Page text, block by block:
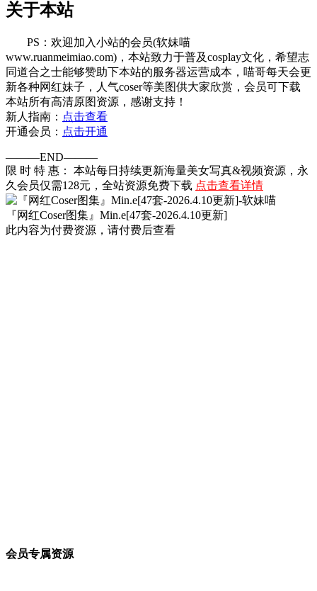
关于本站
PS：欢迎加入小站的会员(软妹喵
www.ruanmeimiao.com)，本站致力于普及cosplay文化，希望志
同道合之士能够赞助下本站的服务器运营成本，喵哥每天会更
新各种网红妹子，人气coser等美图供大家欣赏，会员可下载
本站所有高清原图资源，感谢支持！
新人指南： 点击查看
开通会员： 点击开通
———END———
限 时 特 惠： 本站每日持续更新海量美女写真&视频资源，永
久会员仅需128元，全站资源免费下载 点击查看详情
『网红Coser图集』Min.e[47套-2026.4.10更新]
此内容为付费资源，请付费后查看
会员专属资源